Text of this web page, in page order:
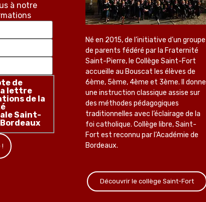
à notre
de
lettre
de la
Saint-
Né en 2015, de l’initiative d’un groupe
de parents fédéré par la Fraternité
Saint-Pierre, le Collège Saint-Fort
accueille au Bouscat les élèves de
6ème, 5ème, 4ème et 3ème. Il donne
une instruction classique assise sur
des méthodes pédagogiques
traditionnelles avec l’éclairage de la
foi catholique. Collège libre, Saint-
Fort est reconnu par l’Académie de
Bordeaux.
Découvrir le collège Saint-Fort